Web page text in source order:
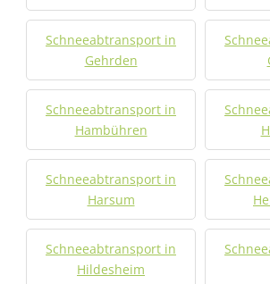
Schneeabtransport in
Gehrden
Schneeabtransport in
Hambühren
Schneeabtransport in
Harsum
Schneeabtransport in
Hildesheim